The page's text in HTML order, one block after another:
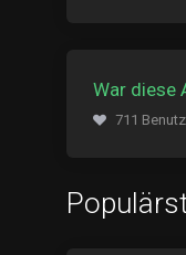
War diese
711